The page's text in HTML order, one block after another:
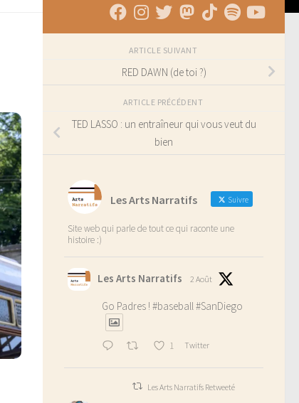
ARTICLE SUIVANT
RED DAWN (de toi ?)
ARTICLE PRÉCÉDENT
TED LASSO : un entraîneur qui vous veut du
bien
Les Arts Narratifs Suivre
Site web qui parle de tout ce qui raconte une
histoire :)
Les Arts Narratifs 2 Août
Go Padres ! #baseball #SanDiego
1 Twitter
Les Arts Narratifs Retweeté